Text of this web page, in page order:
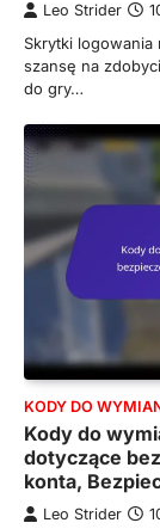
Leo Strider
Skrytki
szansę na
do gry…
KODY DO
Kody do
dotyczące
konta,
Leo Strider